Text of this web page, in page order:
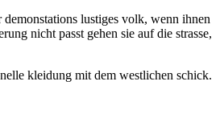
lustiges volk, wenn ihnen
nicht passt gehen sie auf die strasse,
kleidung mit dem westlichen schick.